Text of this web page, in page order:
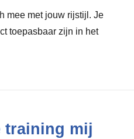
mee met jouw rijstijl. Je
toepasbaar zijn in het
training mij